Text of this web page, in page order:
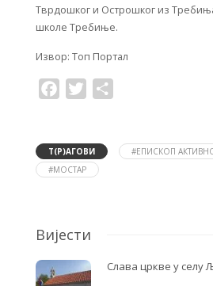
Тврдошког и Острошког из
школе Требиње.
Извор: Топ Портал
a
o
o
k
T
w
e
r
Т(Р)АГОВИ
#ЕПИСКОП
#МОСТАР
Вијести
Слава цркве у селу